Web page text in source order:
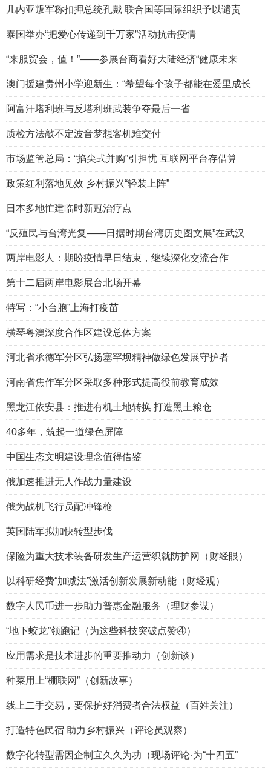
几内亚叛军称扣押总统孔戴 联合国等国际组织予以谴责
泰国举办“把爱心传递到千万家”活动抗击疫情
“来服贸会，值！”——参展台商看好大陆经济“健康未来
澳门援建贵州小学迎新生：“希望每个孩子都能在爱里成长
阿富汗塔利班与反塔利班武装争夺最后一省
质检方法敲不定波音梦想客机难交付
市场监管总局：“掐尖式并购”引担忧 互联网平台存借算
政策红利落地见效 乡村振兴“轻装上阵”
日本多地忙建临时新冠治疗点
“反殖民与台湾光复——日据时期台湾历史图文展”在武汉
两岸电影人：期盼疫情早日结束，继续深化交流合作
第十二届两岸电影展台北场开幕
特写：“小台胞”上海打疫苗
横琴粤澳深度合作区建设总体方案
河北省承德军分区弘扬塞罕坝精神做绿色发展守护者
河南省焦作军分区采取多种形式提高役前教育成效
黑龙江依安县：推进有机土地转换 打造黑土粮仓
40多年，筑起一道绿色屏障
中国生态文明建设理念值得借鉴
俄加速推进无人作战力量建设
俄为战机飞行员配冲锋枪
英国陆军拟加快转型步伐
保险为重大技术装备研发生产运营织就防护网（财经眼）
以科研经费“加减法”激活创新发展新动能（财经观）
数字人民币进一步助力普惠金融服务（理财参谋）
“地下蛟龙”领跑记（为这些科技突破点赞④）
应用需求是技术进步的重要推动力（创新谈）
种菜用上“棚联网”（创新故事）
线上二手交易，要保护好消费者合法权益（百姓关注）
打造特色民宿 助力乡村振兴（评论员观察）
数字化转型需因企制宜久久为功（现场评论·为“十四五”